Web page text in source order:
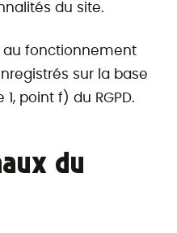
du site.
au fonctionnement
sur la base
point f) du RGPD.
du